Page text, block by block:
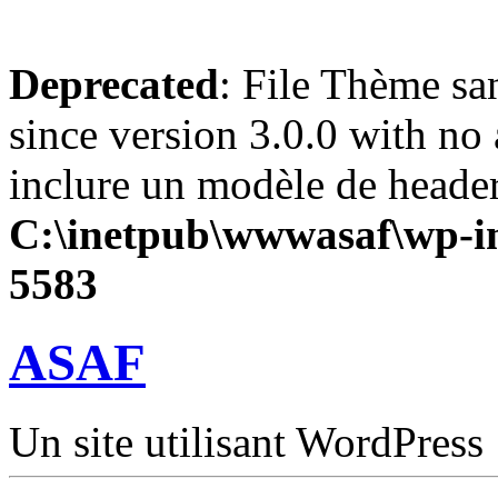
Deprecated: File Thème
since version 3.0.0 with
inclure un modèle de
C:\inetpub\wwwasaf\wp-
5583
ASAF
Un site utilisant WordPress